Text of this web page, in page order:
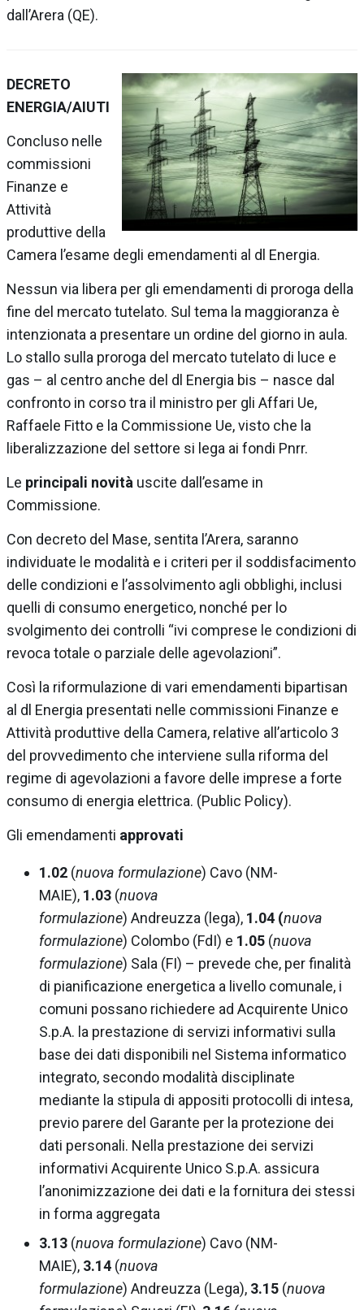
dall’Arera (QE).
DECRETO
ENERGIA/AIUTI
Concluso nelle
commissioni
Finanze e
Attività
produttive della
Camera l’esame degli emendamenti al dl Energia.
Nessun via libera per gli emendamenti di proroga della
fine del mercato tutelato. Sul tema la maggioranza è
intenzionata a presentare un ordine del giorno in aula.
Lo stallo sulla proroga del mercato tutelato di luce e
gas – al centro anche del dl Energia bis – nasce dal
confronto in corso tra il ministro per gli Affari Ue,
Raffaele Fitto e la Commissione Ue, visto che la
liberalizzazione del settore si lega ai fondi Pnrr.
Le principali novità uscite dall’esame in
Commissione.
Con decreto del Mase, sentita l’Arera, saranno
individuate le modalità e i criteri per il soddisfacimento
delle condizioni e l’assolvimento agli obblighi, inclusi
quelli di consumo energetico, nonché per lo
svolgimento dei controlli “ivi comprese le condizioni di
revoca totale o parziale delle agevolazioni”.
Così la riformulazione di vari emendamenti bipartisan
al dl Energia presentati nelle commissioni Finanze e
Attività produttive della Camera, relative all’articolo 3
del provvedimento che interviene sulla riforma del
regime di agevolazioni a favore delle imprese a forte
consumo di energia elettrica. (Public Policy).
Gli emendamenti approvati
1.02 (nuova formulazione) Cavo (NM-
MAIE), 1.03 (nuova
formulazione) Andreuzza (lega), 1.04 (nuova
formulazione) Colombo (FdI) e 1.05 (nuova
formulazione) Sala (FI) – prevede che, per finalità
di pianificazione energetica a livello comunale, i
comuni possano richiedere ad Acquirente Unico
S.p.A. la prestazione di servizi informativi sulla
base dei dati disponibili nel Sistema informatico
integrato, secondo modalità disciplinate
mediante la stipula di appositi protocolli di intesa,
previo parere del Garante per la protezione dei
dati personali. Nella prestazione dei servizi
informativi Acquirente Unico S.p.A. assicura
l’anonimizzazione dei dati e la fornitura dei stessi
in forma aggregata
3.13 (nuova formulazione) Cavo (NM-
MAIE), 3.14 (nuova
formulazione) Andreuzza (Lega), 3.15 (nuova